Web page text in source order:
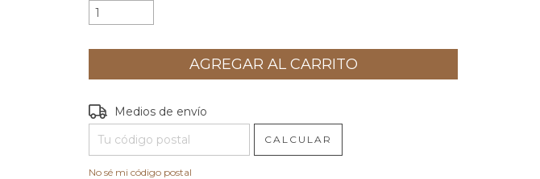
Entregas para el CP:
Medios de envío
CALCULAR
No sé mi código postal